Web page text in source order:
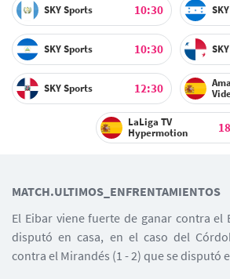
SKY Sports 10:30
SKY Sports 10:30
SKY Sports 12:30
LaLiga TV
Hypermotion
MATCH.ULTIMOS_ENFRENTAMIENTOS
El Eibar viene fuerte de ganar contra el
disputó en casa, en el caso del
contra el Mirandés (1 - 2) que se disputó